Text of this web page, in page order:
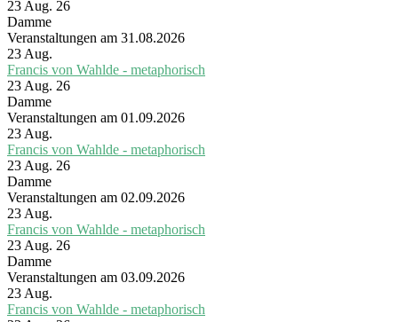
23 Aug. 26
Damme
Veranstaltungen am 31.08.2026
23 Aug.
Francis von Wahlde - metaphorisch
23 Aug. 26
Damme
Veranstaltungen am 01.09.2026
23 Aug.
Francis von Wahlde - metaphorisch
23 Aug. 26
Damme
Veranstaltungen am 02.09.2026
23 Aug.
Francis von Wahlde - metaphorisch
23 Aug. 26
Damme
Veranstaltungen am 03.09.2026
23 Aug.
Francis von Wahlde - metaphorisch